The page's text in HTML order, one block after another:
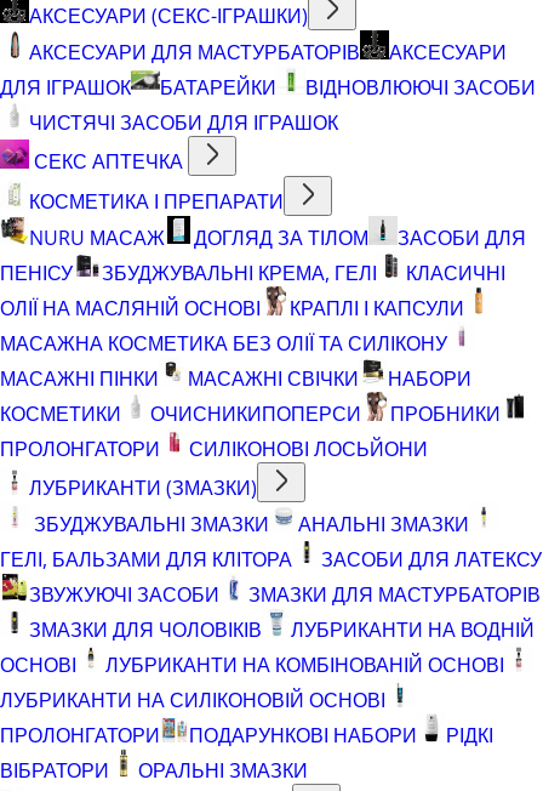
АКСЕСУАРИ (СЕКС-ІГРАШКИ)
АКСЕСУАРИ ДЛЯ МАСТУРБАТОРІВ
АКСЕСУАРИ
ДЛЯ ІГРАШОК
БАТАРЕЙКИ
ВІДНОВЛЮЮЧІ ЗАСОБИ
ЧИСТЯЧІ ЗАСОБИ ДЛЯ ІГРАШОК
СЕКС АПТЕЧКА
КОСМЕТИКА І ПРЕПАРАТИ
NURU МАСАЖ
ДОГЛЯД ЗА ТІЛОМ
ЗАСОБИ ДЛЯ
ПЕНІСУ
ЗБУДЖУВАЛЬНІ КРЕМА, ГЕЛІ
КЛАСИЧНІ
ОЛІЇ НА МАСЛЯНІЙ ОСНОВІ
КРАПЛІ І КАПСУЛИ
МАСАЖНА КОСМЕТИКА БЕЗ ОЛІЇ ТА СИЛІКОНУ
МАСАЖНІ ПІНКИ
МАСАЖНІ СВІЧКИ
НАБОРИ
КОСМЕТИКИ
ОЧИСНИКИПОПЕРСИ
ПРОБНИКИ
ПРОЛОНГАТОРИ
СИЛІКОНОВІ ЛОСЬЙОНИ
ЛУБРИКАНТИ (ЗМАЗКИ)
ЗБУДЖУВАЛЬНІ ЗМАЗКИ
АНАЛЬНІ ЗМАЗКИ
ГЕЛІ, БАЛЬЗАМИ ДЛЯ КЛІТОРА
ЗАСОБИ ДЛЯ ЛАТЕКСУ
ЗВУЖУЮЧІ ЗАСОБИ
ЗМАЗКИ ДЛЯ МАСТУРБАТОРІВ
ЗМАЗКИ ДЛЯ ЧОЛОВІКІВ
ЛУБРИКАНТИ НА ВОДНІЙ
ОСНОВІ
ЛУБРИКАНТИ НА КОМБІНОВАНІЙ ОСНОВІ
ЛУБРИКАНТИ НА СИЛІКОНОВІЙ ОСНОВІ
ПРОЛОНГАТОРИ
ПОДАРУНКОВІ НАБОРИ
РІДКІ
ВІБРАТОРИ
ОРАЛЬНІ ЗМАЗКИ